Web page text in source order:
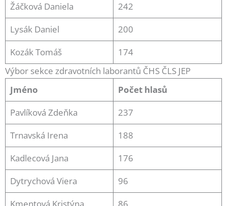
Žáčková Daniela
242
Lysák Daniel
200
Kozák Tomáš
174
Výbor sekce zdravotních laborantů ČHS ČLS JEP
Jméno
Počet hlasů
Pavlíková Zdeňka
237
Trnavská Irena
188
Kadlecová Jana
176
Dytrychová Viera
96